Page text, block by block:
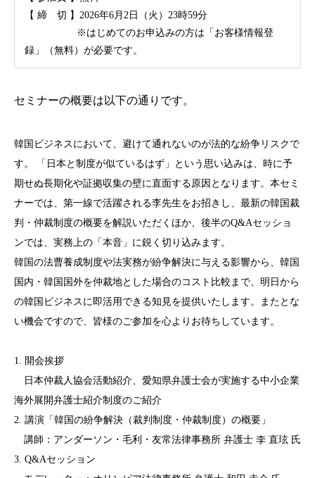
【 締 切 】2026年6月2日（火）23時59分
※はじめてのお申込みの方は「お客様情報登
録」（無料）が必要です。
セミナーの概要は以下の通りです。
韓国ビジネスにおいて、避けて通れないのが法的な紛争リスクで
す。 「日本と制度が似ているはず」という思い込みは、時に予
期せぬ長期化や証拠収集の壁に直面する原因となります。本セミ
ナーでは、第一線で活躍される李先生をお招きし、最新の韓国裁
判・仲裁制度の概要を解説いただくほか、後半のQ&Aセッショ
ンでは、実務上の「本音」に鋭く切り込みます。
韓国の法曹養成制度や法実務が紛争解決に与える影響から、韓国
国内・韓国国外を仲裁地とした場合のコスト比較まで、明日から
の韓国ビジネスに即活用できる知見を提供いたします。またとな
い機会ですので、皆様のご参加を心よりお待ちしています。
1. 開会挨拶
日本仲裁人協会活動紹介、愛知県弁護士会が実施する中小企業
海外展開弁護士紹介制度のご紹介
2. 講演「韓国の紛争解決（裁判制度・仲裁制度）の概要」
講師：アンダーソン・毛利・友常法律事務所 弁護士 李 直玹 氏
3. Q&Aセッション